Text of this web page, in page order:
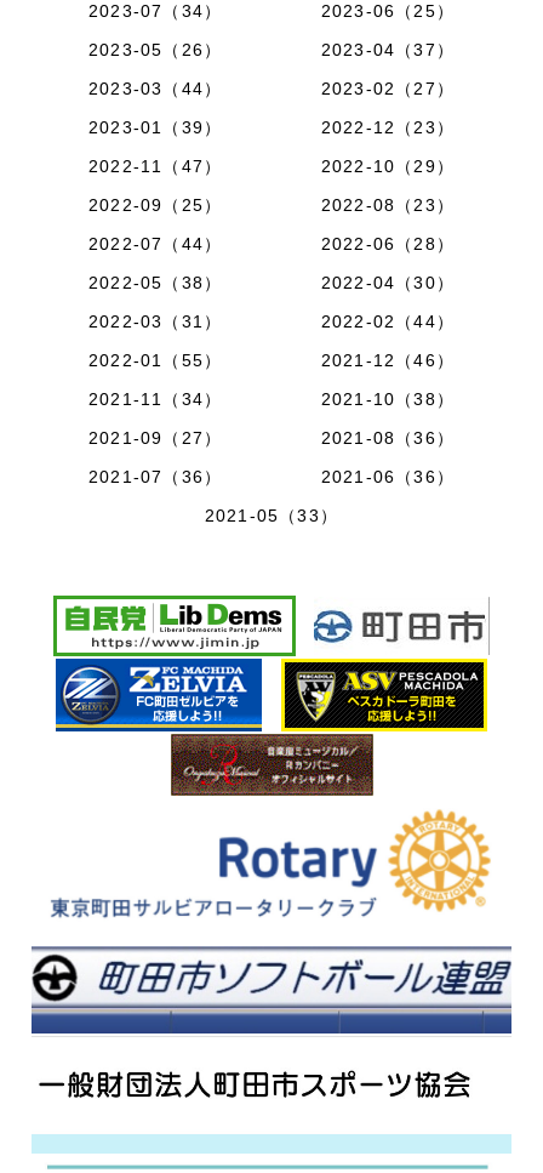
2023-07（34）
2023-06（25）
2023-05（26）
2023-04（37）
2023-03（44）
2023-02（27）
2023-01（39）
2022-12（23）
2022-11（47）
2022-10（29）
2022-09（25）
2022-08（23）
2022-07（44）
2022-06（28）
2022-05（38）
2022-04（30）
2022-03（31）
2022-02（44）
2022-01（55）
2021-12（46）
2021-11（34）
2021-10（38）
2021-09（27）
2021-08（36）
2021-07（36）
2021-06（36）
2021-05（33）